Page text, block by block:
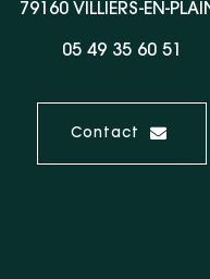
79160 VILLIERS-EN-
05 49 35 60 51
Contact